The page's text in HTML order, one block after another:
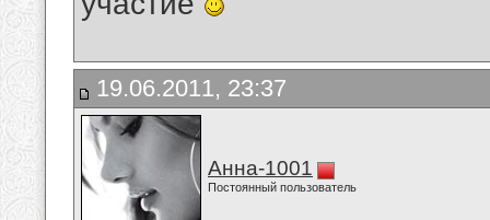
19.06.2011, 23:37
Анна-1001
Постоянный пользователь